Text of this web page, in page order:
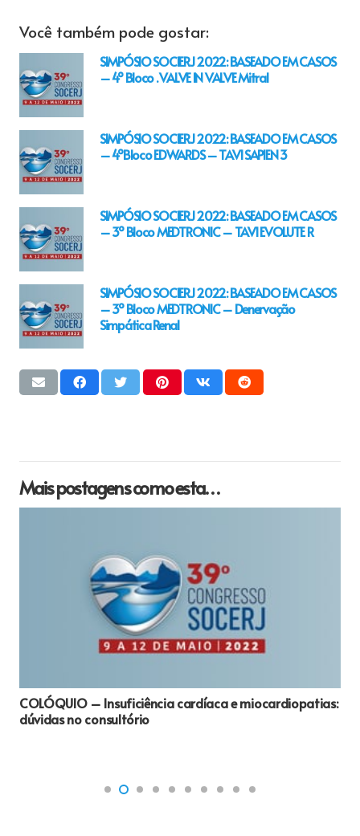
Você também pode gostar:
SIMPÓSIO SOCIERJ 2022: BASEADO EM CASOS
– 4º Bloco . VALVE IN VALVE Mitral
SIMPÓSIO SOCIERJ 2022: BASEADO EM CASOS
– 4ºBloco EDWARDS – TAVI SAPIEN 3
SIMPÓSIO SOCIERJ 2022: BASEADO EM CASOS
– 3º Bloco MEDTRONIC – TAVI EVOLUTE R
SIMPÓSIO SOCIERJ 2022: BASEADO EM CASOS
– 3º Bloco MEDTRONIC – Denervação
Simpática Renal
Mais postagens como esta…
COLÓQUIO – Insuficiência cardíaca e miocardiopatias:
dúvidas no consultório